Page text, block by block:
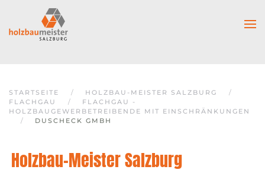
STARTSEITE
HOLZBAU-MEISTER SALZBURG
FLACHGAU
FLACHGAU -
HOLZBAUGEWERBETREIBENDE MIT EINSCHRÄNKUNGEN
DUSCHECK GMBH
Holzbau-Meister Salzburg